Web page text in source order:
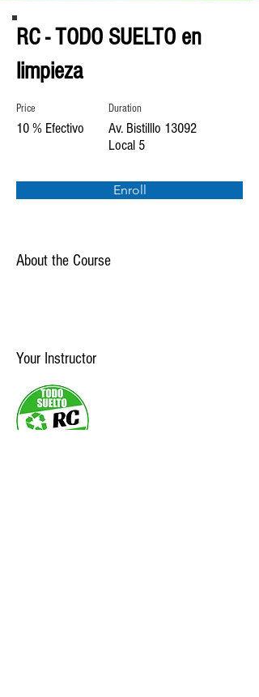
RC - TODO SUELTO en
limpieza
Price
10 % Efectivo
Duration
Av. Bistilllo 13092
Local 5
Enroll
About the Course
Your Instructor